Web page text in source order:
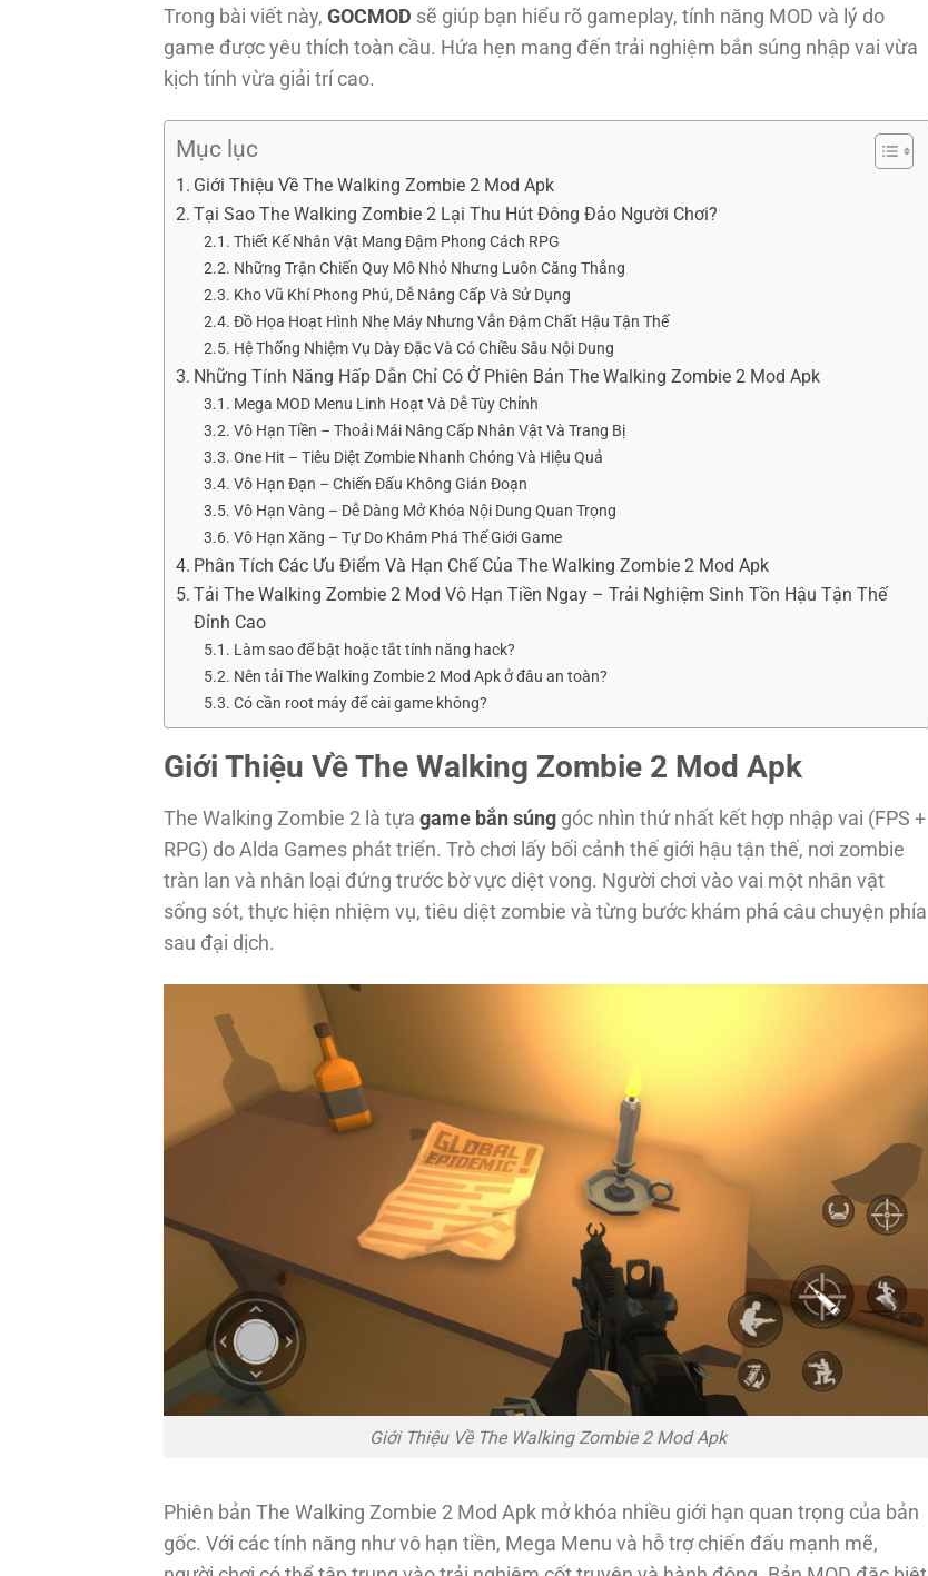
Trong bài viết này, GOCMOD sẽ giúp bạn hiểu rõ gameplay, tính năng MOD và lý do
game được yêu thích toàn cầu. Hứa hẹn mang đến trải nghiệm bắn súng nhập vai vừa
kịch tính vừa giải trí cao.
Mục lục
Giới Thiệu Về The Walking Zombie 2 Mod Apk
Tại Sao The Walking Zombie 2 Lại Thu Hút Đông Đảo Người Chơi?
Thiết Kế Nhân Vật Mang Đậm Phong Cách RPG
Những Trận Chiến Quy Mô Nhỏ Nhưng Luôn Căng Thẳng
Kho Vũ Khí Phong Phú, Dễ Nâng Cấp Và Sử Dụng
Đồ Họa Hoạt Hình Nhẹ Máy Nhưng Vẫn Đậm Chất Hậu Tận Thế
Hệ Thống Nhiệm Vụ Dày Đặc Và Có Chiều Sâu Nội Dung
Những Tính Năng Hấp Dẫn Chỉ Có Ở Phiên Bản The Walking Zombie 2 Mod Apk
Mega MOD Menu Linh Hoạt Và Dễ Tùy Chỉnh
Vô Hạn Tiền – Thoải Mái Nâng Cấp Nhân Vật Và Trang Bị
One Hit – Tiêu Diệt Zombie Nhanh Chóng Và Hiệu Quả
Vô Hạn Đạn – Chiến Đấu Không Gián Đoạn
Vô Hạn Vàng – Dễ Dàng Mở Khóa Nội Dung Quan Trọng
Vô Hạn Xăng – Tự Do Khám Phá Thế Giới Game
Phân Tích Các Ưu Điểm Và Hạn Chế Của The Walking Zombie 2 Mod Apk
Tải The Walking Zombie 2 Mod Vô Hạn Tiền Ngay – Trải Nghiệm Sinh Tồn Hậu Tận Thế
Đỉnh Cao
Làm sao để bật hoặc tắt tính năng hack?
Nên tải The Walking Zombie 2 Mod Apk ở đâu an toàn?
Có cần root máy để cài game không?
Giới Thiệu Về The Walking Zombie 2 Mod Apk
The Walking Zombie 2 là tựa game bắn súng góc nhìn thứ nhất kết hợp nhập vai (FPS +
RPG) do Alda Games phát triển. Trò chơi lấy bối cảnh thế giới hậu tận thế, nơi zombie
tràn lan và nhân loại đứng trước bờ vực diệt vong. Người chơi vào vai một nhân vật
sống sót, thực hiện nhiệm vụ, tiêu diệt zombie và từng bước khám phá câu chuyện phía
sau đại dịch.
Giới Thiệu Về The Walking Zombie 2 Mod Apk
Phiên bản The Walking Zombie 2 Mod Apk mở khóa nhiều giới hạn quan trọng của bản
gốc. Với các tính năng như vô hạn tiền, Mega Menu và hỗ trợ chiến đấu mạnh mẽ,